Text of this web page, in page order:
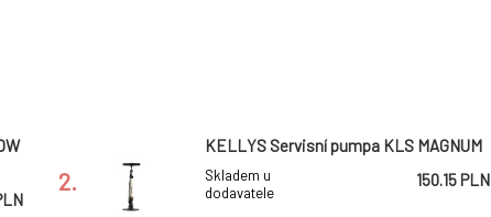
2.
KELLYS Servisní pumpa KLS MAGNUM
Skladem u
dodavatele
150.15 PLN